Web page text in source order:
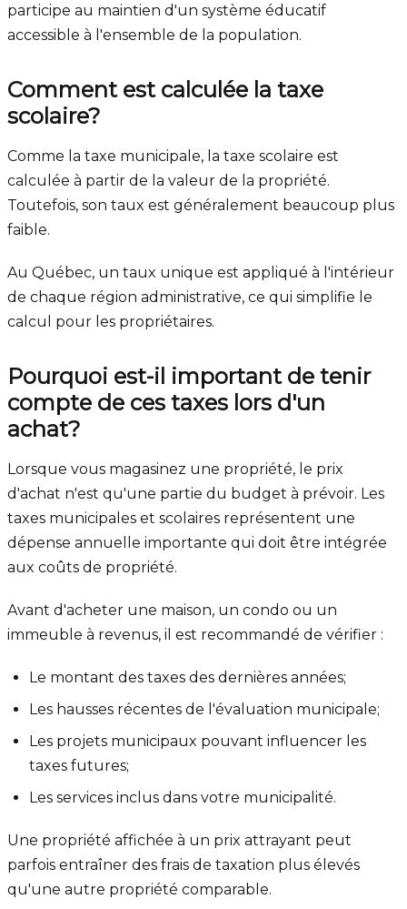
participe au maintien d'un système éducatif
accessible à l'ensemble de la population.
Comment est calculée la taxe
scolaire?
Comme la taxe municipale, la taxe scolaire est
calculée à partir de la valeur de la propriété.
Toutefois, son taux est généralement beaucoup plus
faible.
Au Québec, un taux unique est appliqué à l'intérieur
de chaque région administrative, ce qui simplifie le
calcul pour les propriétaires.
Pourquoi est-il important de tenir
compte de ces taxes lors d'un
achat?
Lorsque vous magasinez une propriété, le prix
d'achat n'est qu'une partie du budget à prévoir. Les
taxes municipales et scolaires représentent une
dépense annuelle importante qui doit être intégrée
aux coûts de propriété.
Avant d'acheter une maison, un condo ou un
immeuble à revenus, il est recommandé de vérifier :
Le montant des taxes des dernières années;
Les hausses récentes de l'évaluation municipale;
Les projets municipaux pouvant influencer les
taxes futures;
Les services inclus dans votre municipalité.
Une propriété affichée à un prix attrayant peut
parfois entraîner des frais de taxation plus élevés
qu'une autre propriété comparable.